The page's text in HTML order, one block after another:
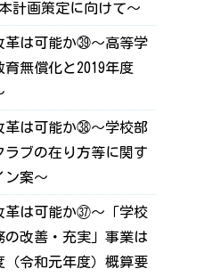
計画策定に向けて～
革は可能か㊴～高等学
無償化と2019年度
革は可能か㊳～学校部
ブの在り方等に関す
ン案～
革は可能か㊲～「学校
改善・充実」事業は
（令和元年度）概算要